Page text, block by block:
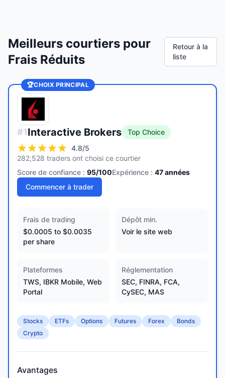
Meilleurs courtiers pour
Frais Réduits
Retour à la
liste
🏆CHOIX PRINCIPAL
#1Interactive Brokers
Top Choice
4.8/5
282,528 traders ont choisi ce courtier
Score de confiance : 95/100Expérience : 47années
Commencer à trader
Frais de trading
$0.0005 to $0.0035
per share
Dépôt min.
Voir le site web
Plateformes
TWS, IBKR Mobile, Web
Portal
Réglementation
SEC, FINRA, FCA,
CySEC, MAS
Stocks ETFs Options Futures Forex
Bonds
Crypto
Avantages